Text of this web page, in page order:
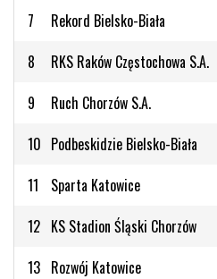
7
Rekord Bielsko-Biała
8
RKS Raków Częstochowa S.A.
9
Ruch Chorzów S.A.
10 Podbeskidzie Bielsko-Biała
11
Sparta Katowice
12 KS Stadion Śląski Chorzów
13 Rozwój Katowice